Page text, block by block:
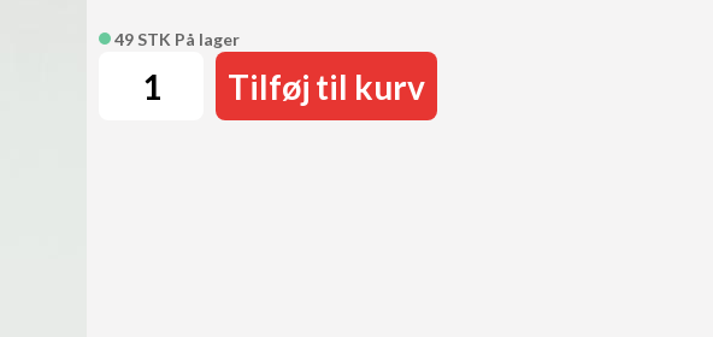
49 STK På lager
Tilføj til kurv